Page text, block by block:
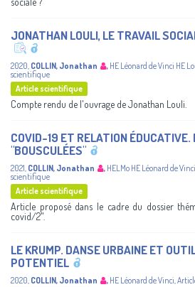
JONATHAN LOULI, LE TRAVAIL
2020 COLLIN, Jonathan , HE Léonard de Vinci HE
scientifique
Article scientifique
Compte rendu de l'ouvrage de Jonathan Louli.
COVID-19 ET RELATION
"BOUSCULÉES"
2021, COLLIN, Jonathan , HELMo HE Léonard de Vinci
scientifique
Article scientifique
Article proposé dans le cadre du dossier
covid/2".
LE KRUMP. DANSE URBAINE ET
POTENTIEL
2020, COLLIN, Jonathan , HE Léonard de Vinci,